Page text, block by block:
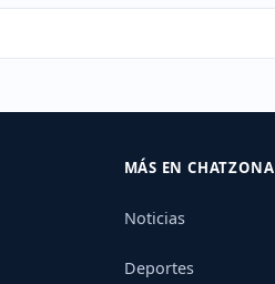
MÁS EN CHATZONA
Noticias
Deportes